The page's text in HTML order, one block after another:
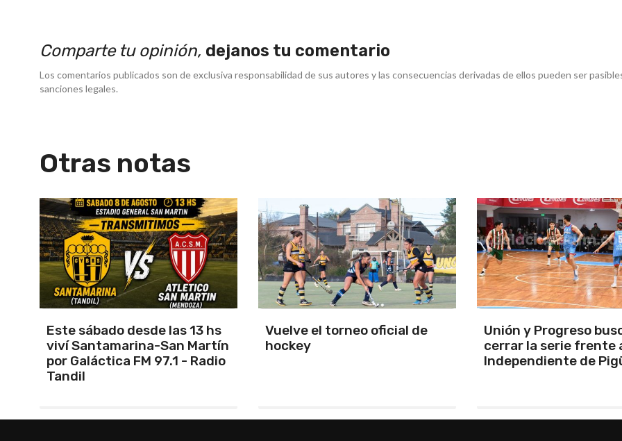
Comparte tu opinión, dejanos tu comentario
Los comentarios publicados son de exclusiva responsabilidad de sus autores y las consecuencias derivadas de ellos pueden ser
sanciones legales.
Otras notas
Vuelve el torneo oficial de
hockey
Unión y Progreso busca
cerrar la serie frente a
Se programó la
URD